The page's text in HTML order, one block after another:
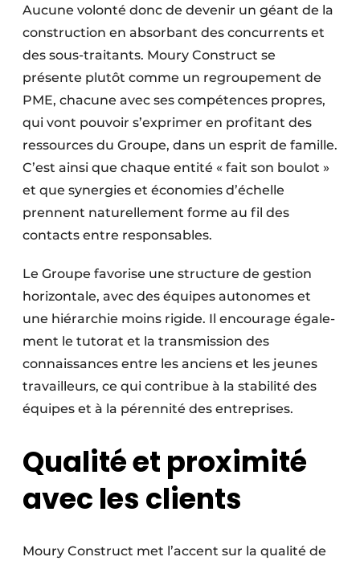
Aucune volonté donc de devenir un géant de la
construction en absorbant des concurrents et
des sous-traitants. Moury Construct se
présente plutôt comme un regroupement de
PME, chacune avec ses compétences propres,
qui vont pouvoir s’exprimer en profitant des
ressources du Groupe, dans un esprit de famille.
C’est ainsi que chaque entité « fait son boulot »
et que synergies et économies d’échelle
prennent naturellement forme au fil des
contacts entre responsables.
Le Groupe favorise une structure de gestion
horizontale, avec des équipes auto­nomes et
une hiérarchie moins rigide. Il encourage égale­
ment le tutorat et la transmission des
connaissances entre les anciens et les jeunes
travailleurs, ce qui contribue à la stabilité des
équipes et à la pérennité des entreprises.
Qualité et proximité
avec les clients
Moury Construct met l’accent sur la qualité de